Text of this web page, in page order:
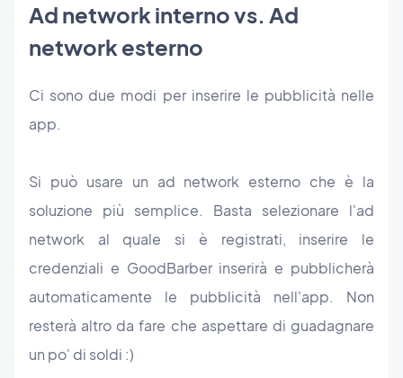
Ad network interno vs. Ad
network esterno
Ci sono due modi per inserire le pubblicità nelle
app.
Si può usare un ad network esterno che è la
soluzione più semplice. Basta selezionare l'ad
network al quale si è registrati, inserire le
credenziali e GoodBarber inserirà e pubblicherà
automaticamente le pubblicità nell'app. Non
resterà altro da fare che aspettare di guadagnare
un po' di soldi :)